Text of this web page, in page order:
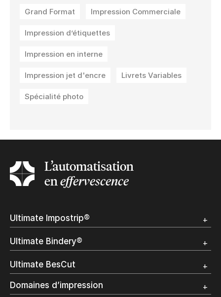
Grand Format Impression Commerciale
Impression d’étiquettes
Impression en interne
Impression jet d'encre Livrets Variables
Spécialité photo
L’automatisation
eneffervescence
Ultimate Impostrip®
Démo
Ultimate Bindery®
Démo
Témoignages clients
Ultimate BesCut
Apercu
Démo
Domaines d’impression